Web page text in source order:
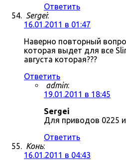
Ответить
Sergei:
16.01.2011 в 01:47
Наверно повторный
которая выдет для все
августа которая???
Ответить
admin:
19.01.2011 в 18:45
Sergei
Для приводов 0225
Ответить
Конь:
16.01.2011 в 04:43